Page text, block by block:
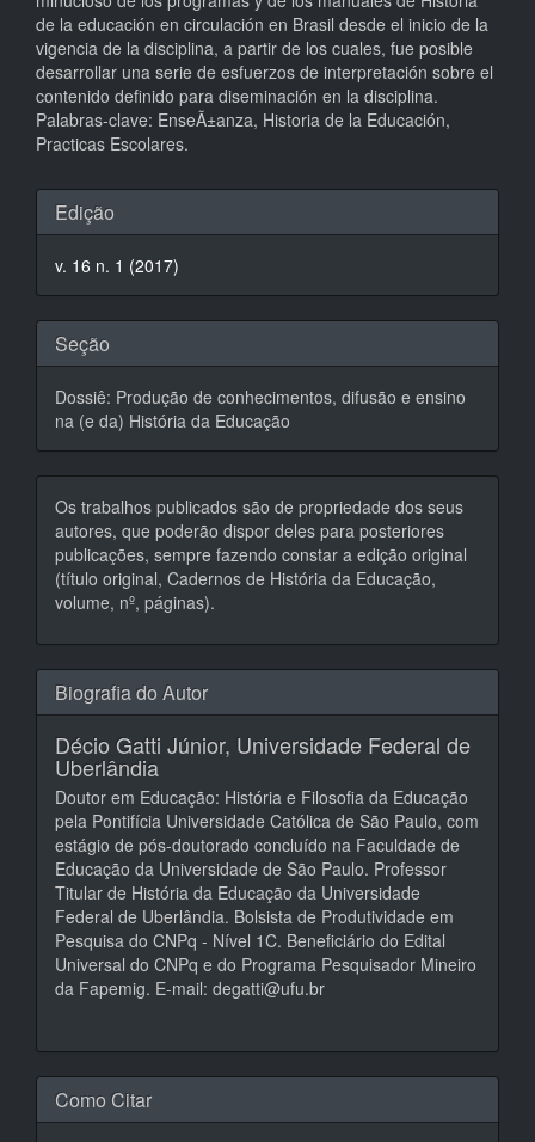
de la educación en circulación en Brasil desde el inicio de la
vigencia de la disciplina, a partir de los cuales, fue posible
desarrollar una serie de esfuerzos de interpretación sobre el
contenido definido para diseminación en la disciplina.
Palabras-clave: EnseÃ±anza, Historia de la Educación,
Practicas Escolares.
Detalhes
do
artigo
Edição
v. 16 n. 1 (2017)
Seção
Dossiê: Produção de conhecimentos, difusão e ensino
na (e da) História da Educação
Os trabalhos publicados são de propriedade dos seus
autores, que poderão dispor deles para posteriores
publicações, sempre fazendo constar a edição original
(título original, Cadernos de História da Educação,
volume, nº, páginas).
Biografia do Autor
Décio Gatti Júnior, Universidade Federal de
Uberlândia
Doutor em Educação: História e Filosofia da Educação
pela Pontifícia Universidade Católica de São Paulo, com
estágio de pós-doutorado concluído na Faculdade de
Educação da Universidade de São Paulo. Professor
Titular de História da Educação da Universidade
Federal de Uberlândia. Bolsista de Produtividade em
Pesquisa do CNPq - Nível 1C. Beneficiário do Edital
Universal do CNPq e do Programa Pesquisador Mineiro
da Fapemig. E-mail: degatti@ufu.br
Como Citar